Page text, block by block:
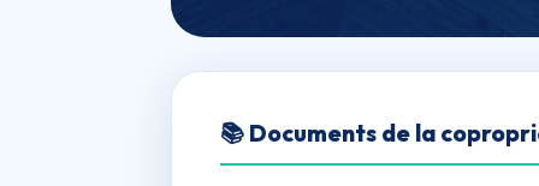
ULYSSE
📚 Documents de la